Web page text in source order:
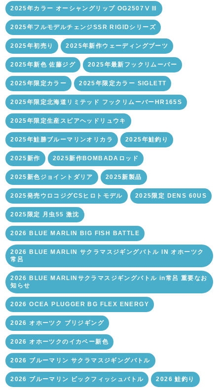
2025年カラー オーシャングリップ OG2507ⅤⅢ
2025年フルモデルチェンジSSR RIGIDシリーズ
2025年初売り 2025年新作ウェーディングブーツ
2025年新色 佐藤ジグ 2025年最新フックリムーバー
2025年限定カラー 2025年限定カラー SIGLETT
2025年限定北海道リミテッド フックリムーバーHR165S
2025年限定生産スピアヘッドリュウキ
2025年鮭勝ブルーマリンオリカラ 2025年鮭釣り
2025新作 2025新作BOMBADAロッド
2025新色ジョイントダリア 2025新製品
2025発売ウロコジグCSヒロトモデル 2025限定 DENS 60US
2025限定 月虫55 激沈
2026 BLUE MARLIN BIG FISH BATTLE
2026 BLUE MARLIN サクラマスジギングバトル IN オホーツク
常呂
2026 BLUE MARLINサクラマスジギングバトル in常呂 重要なお
知らせ
2026 OCEA PLUGGER BG FLEX ENERGY
2026 オホーツク ブリジギング
2026 オホーツクのイカベー新色
2026 ブルーマリン サクラマスジギングバトル
2026 ブルーマリン ビックフィッシュバトル 2026 鮭釣り